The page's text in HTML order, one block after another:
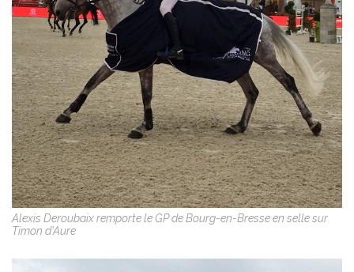
Alexis Deroubaix remporte le GP de Bourg-en-Bresse en selle sur
Timon d'Aure